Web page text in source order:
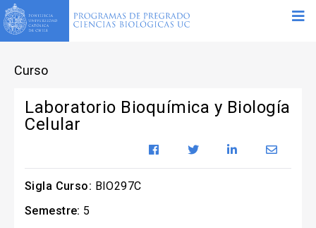
Curso
Laboratorio Bioquímica y Biología
Celular
Sigla Curso: BIO297C
Semestre: 5